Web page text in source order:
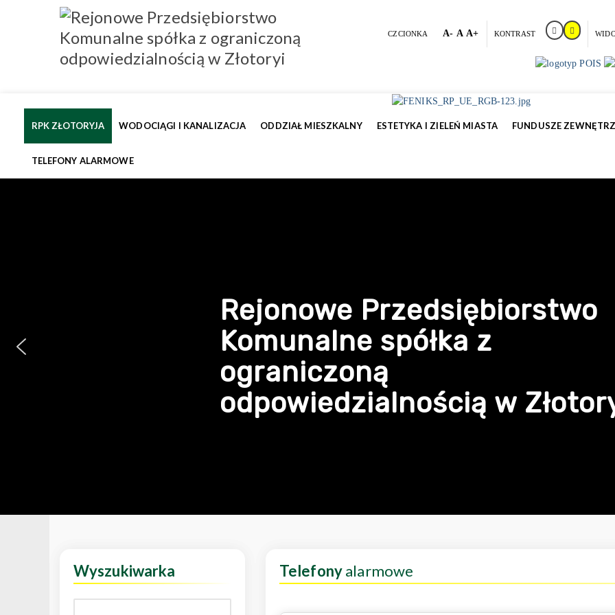
CZCIONKA A- A A+ KONTRAST
RPK ZŁOTORYJA WODOCIĄGI I KANALIZACJA ODDZIAŁ MIESZKALNY ESTETYKA I ZIELEŃ MIASTA FUNDUSZE
TELEFONY ALARMOWE
Rejonowe Przedsiębiorstwo
Komunalne spółka z
ograniczoną
odpowiedzialnością w
Telefonyalarmowe
Wyszukiwarka